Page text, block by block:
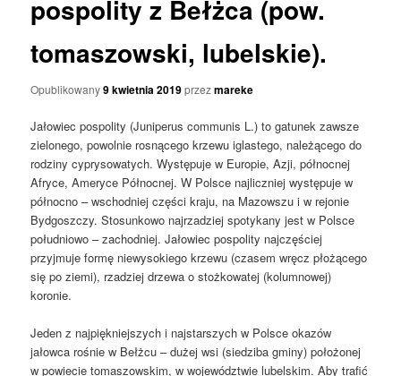
pospolity z Bełżca (pow.
tomaszowski, lubelskie).
Opublikowany9 kwietnia 2019przezmareke
Jałowiec pospolity (Juniperus communis L.) to gatunek zawsze
zielonego, powolnie rosnącego krzewu iglastego, należącego do
rodziny cyprysowatych. Występuje w Europie, Azji, północnej
Afryce, Ameryce Północnej. W Polsce najliczniej występuje w
północno – wschodniej części kraju, na Mazowszu i w rejonie
Bydgoszczy. Stosunkowo najrzadziej spotykany jest w Polsce
południowo – zachodniej. Jałowiec pospolity najczęściej
przyjmuje formę niewysokiego krzewu (czasem wręcz płożącego
się po ziemi), rzadziej drzewa o stożkowatej (kolumnowej)
koronie.
Jeden z najpiękniejszych i najstarszych w Polsce okazów
jałowca rośnie w Bełżcu – dużej wsi (siedziba gminy) położonej
w powiecie tomaszowskim, w województwie lubelskim. Aby trafić